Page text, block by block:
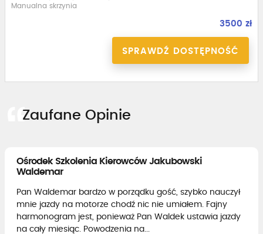
Manualna skrzynia
3500 zł
SPRAWDŹ DOSTĘPNOŚĆ
Zaufane Opinie
Ośrodek Szkolenia Kierowców Jakubowski
Waldemar
Pan Waldemar bardzo w porządku gość, szybko nauczył
mnie jazdy na motorze chodź nic nie umiałem. Fajny
harmonogram jest, ponieważ Pan Waldek ustawia jazdy
na cały miesiąc. Powodzenia na...